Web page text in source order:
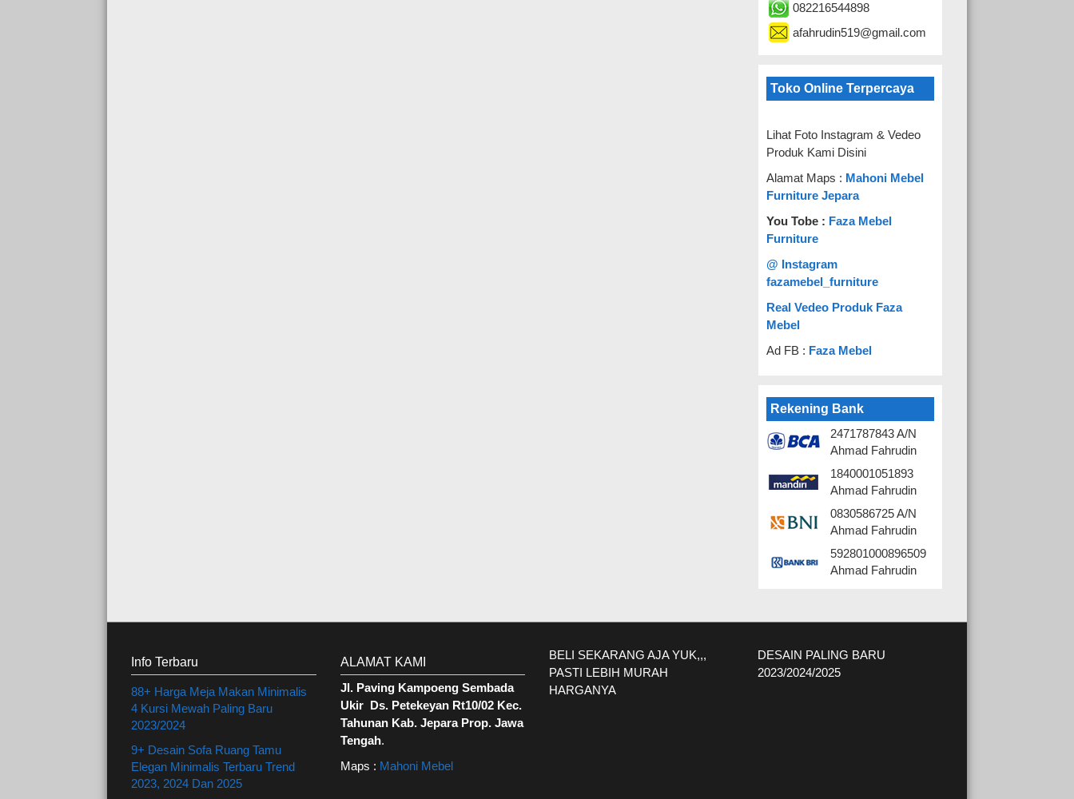
082216544898
afahrudin519@gmail.com
Toko Online Terpercaya
Lihat Foto Instagram & Vedeo
Produk Kami Disini
Alamat Maps : Mahoni Mebel
Furniture Jepara
You Tobe : Faza Mebel
Furniture
@ Instagram
fazamebel_furniture
Real Vedeo Produk Faza
Mebel
Ad FB : Faza Mebel
Rekening Bank
2471787843 A/N
Ahmad Fahrudin
1840001051893
Ahmad Fahrudin
0830586725 A/N
Ahmad Fahrudin
592801000896509
Ahmad Fahrudin
Info Terbaru
88+ Harga Meja Makan Minimalis
4 Kursi Mewah Paling Baru
2023/2024
9+ Desain Sofa Ruang Tamu
Elegan Minimalis Terbaru Trend
2023, 2024 Dan 2025
ALAMAT KAMI
Jl. Paving Kampoeng Sembada
Ukir Ds. Petekeyan Rt10/02 Kec.
Tahunan Kab. Jepara Prop. Jawa
Tengah.
Maps : Mahoni Mebel
BELI SEKARANG AJA YUK,,,
PASTI LEBIH MURAH
HARGANYA
DESAIN PALING BARU
2023/2024/2025